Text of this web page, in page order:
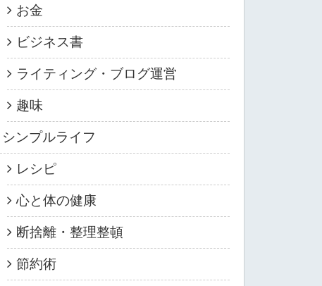
お金
ビジネス書
ライティング・ブログ運営
趣味
シンプルライフ
レシピ
心と体の健康
断捨離・整理整頓
節約術